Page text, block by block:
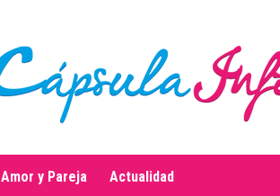
Amor y Pareja Actualidad